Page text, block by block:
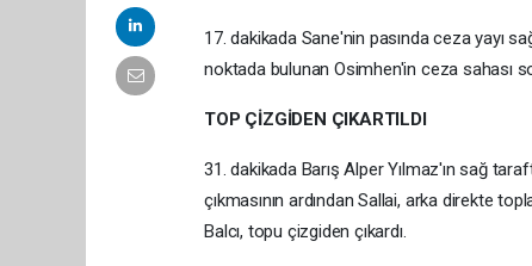
17. dakikada Sane'nin pasında ceza yayı
noktada bulunan Osimhen'in ceza sahası
TOP ÇİZGİDEN ÇIKARTILDI
31. dakikada Barış Alper Yılmaz'ın sağ
çıkmasının ardından Sallai, arka direkte
Balcı, topu çizgiden çıkardı.